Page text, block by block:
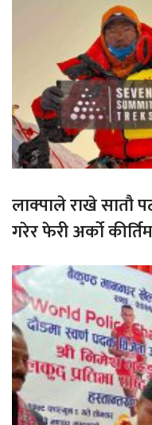
लाक्पाले राखे सातौ
गरेर फेरी अर्को